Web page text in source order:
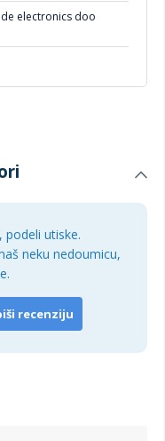
electronics doo
utiske.
neku nedoumicu,
recenziju